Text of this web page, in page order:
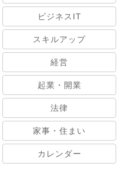
ビジネスIT
スキルアップ
経営
起業・開業
法律
家事・住まい
カレンダー